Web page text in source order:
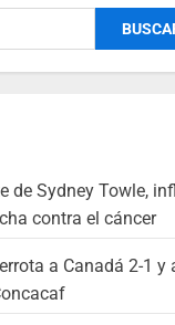
de Sydney Towle,
contra el cáncer
a Canadá 2-1 y